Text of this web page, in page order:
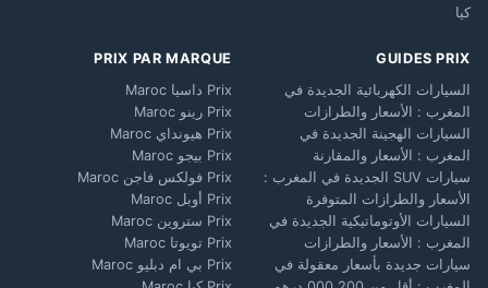
كيا
GUIDES PRIX
السيارات الكهربائية الجديدة في
المغرب : الأسعار والطرازات
السيارات الهجينة الجديدة في
المغرب : الأسعار والمقارنة
سيارات SUV الجديدة في المغرب :
الأسعار والطرازات المتوفرة
السيارات الأوتوماتيكية الجديدة في
المغرب : الأسعار والطرازات
سيارات جديدة بأسعار معقولة في
PRIX PAR MARQUE
Prix داسيا Maroc
Prix رينو Maroc
Prix هيونداي Maroc
Prix بيجو Maroc
Prix فولكس فاجن Maroc
Prix أوبل Maroc
Prix ستروين Maroc
Prix تويوتا Maroc
Prix بي ام دبليو Maroc